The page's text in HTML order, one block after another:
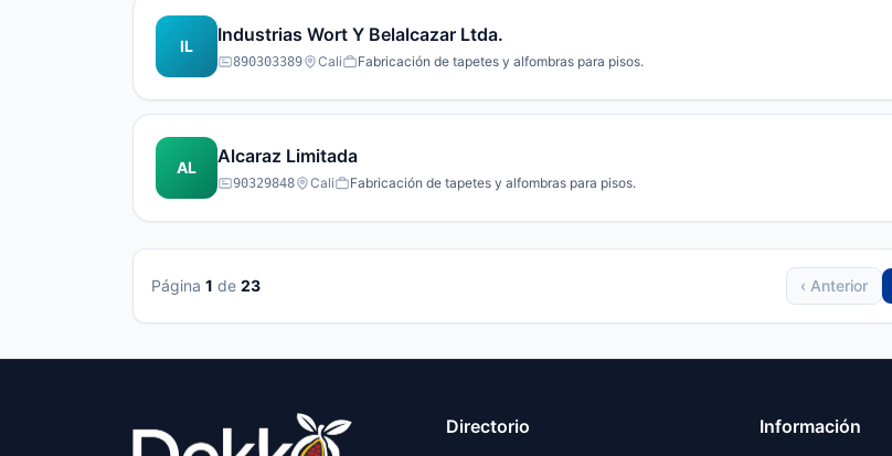
IL
Industrias Wort Y Belalcazar Ltda.
890303389 Cali Fabricación de tapetes y alfombras para pisos.
AL
Alcaraz Limitada
90329848 Cali Fabricación de tapetes y alfombras para pisos.
Página 1 de 23 ‹ Anterior
Directorio Información